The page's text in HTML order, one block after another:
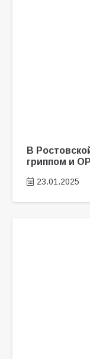
В
гриппом и
23.01.2025